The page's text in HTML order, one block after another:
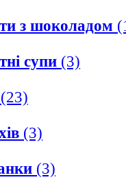
з шоколадом
супи (3)
(23)
(3)
(3)